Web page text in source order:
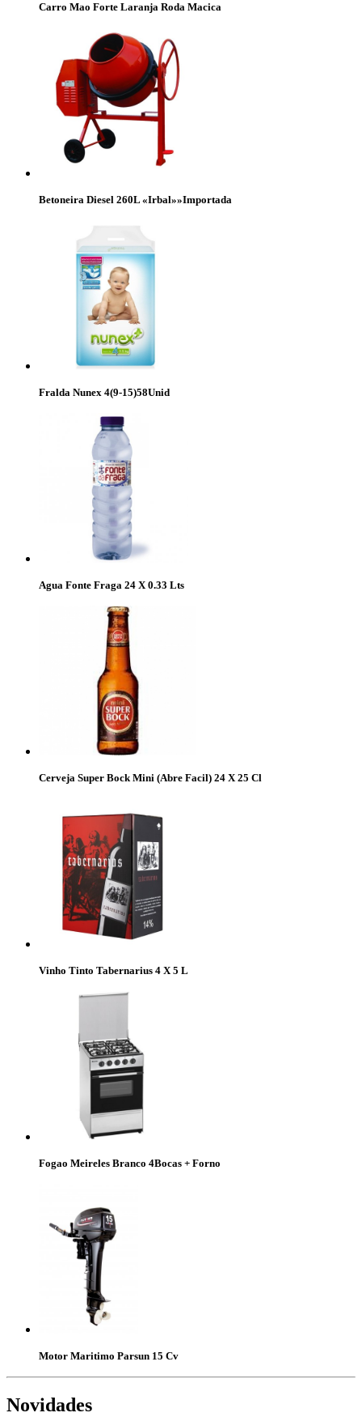
Carro Mao Forte Laranja Roda Macica
Betoneira Diesel 260L «Irbal»»Importada
Fralda Nunex 4(9-15)58Unid
Agua Fonte Fraga 24 X 0.33 Lts
Cerveja Super Bock Mini (Abre Facil) 24 X 25 Cl
Vinho Tinto Tabernarius 4 X 5 L
Fogao Meireles Branco 4Bocas + Forno
Motor Maritimo Parsun 15 Cv
Novidades